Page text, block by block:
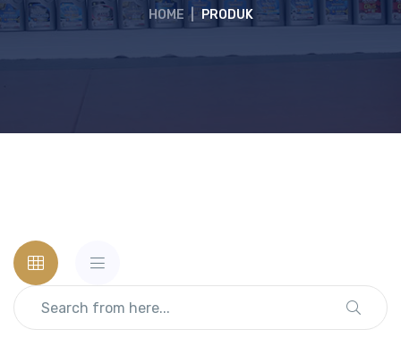
HOME | PRODUK